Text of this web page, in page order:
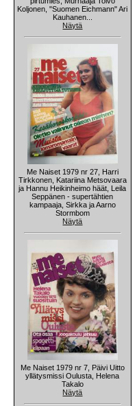
Koljonen, "Suomen Eichmann" Ari
Kauhanen...
Näytä
Me Naiset 1979 nr 27, Harri
Tirkkonen, Katariina Metsovaara
ja Hannu Heikinheimo häät, Leila
Seppänen - supertähtien
kampaaja, Sirkka ja Aarno
Stormbom
Näytä
Me Naiset 1979 nr 7, Päivi Uitto
yllätysmissi Oulusta, Helena
Takalo
Näytä